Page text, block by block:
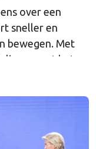
over een
sneller en
bewegen. Met
met het
het voorstel dat